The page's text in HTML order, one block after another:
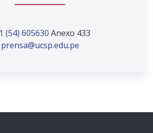
(54) 605630 Anexo 433
prensa@ucsp.edu.pe